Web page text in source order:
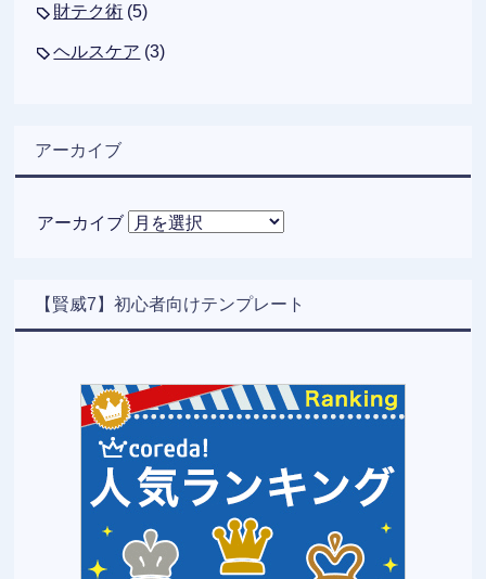
財テク術 (5)
ヘルスケア (3)
アーカイブ
アーカイブ
【賢威7】初心者向けテンプレート